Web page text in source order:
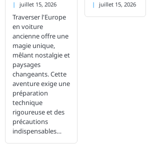
juillet 15, 2026
Traverser l'Europe
en voiture
ancienne offre une
magie unique,
mêlant nostalgie et
paysages
changeants. Cette
aventure exige une
préparation
technique
rigoureuse et des
précautions
indispensables…
juillet 15, 2026